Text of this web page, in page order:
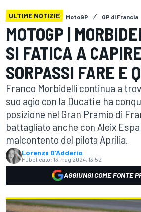
ULTIME NOTIZIE MotoGP GP di Francia
MOTOGP |
SI FATICA A
SORPASSI FARE E
Franco Morbidelli continua a
suo agio con la Ducati e ha
posizione nel Gran Premio di
battagliato anche con Aleix
malcontento del pilota Aprilia.
Lorenza D'Adderio
Pubblicato: 13 mag 2024, 13:52
AGGIUNGI COME FONTE